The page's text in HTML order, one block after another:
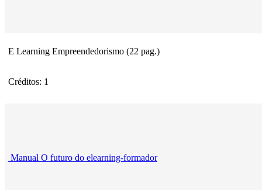
E Learning Empreendedorismo (22 pag.)
Créditos: 1
Manual O futuro do elearning-formador